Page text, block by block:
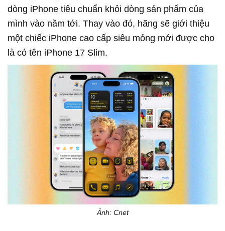
dòng iPhone tiêu chuẩn khỏi dòng sản phẩm của
mình vào năm tới. Thay vào đó, hãng sẽ giới thiệu
một chiếc iPhone cao cấp siêu mỏng mới được cho
là có tên iPhone 17 Slim.
Ảnh: Cnet